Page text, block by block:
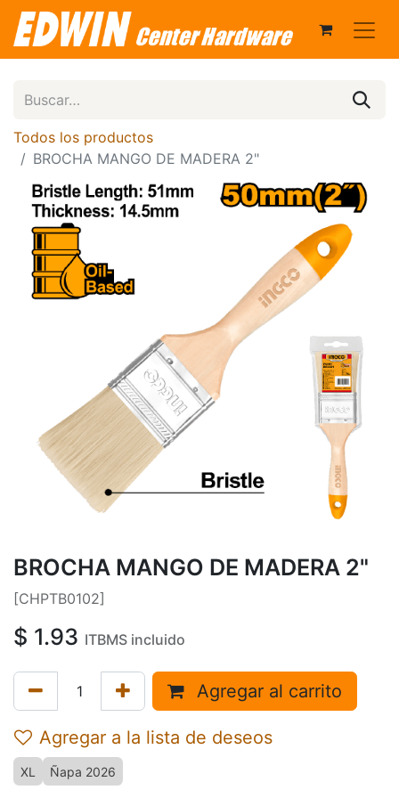
Todos los productos
BROCHA MANGO DE MADERA 2"
BROCHA MANGO DE MADERA 2"
[CHPTB0102]
$ 1.93 ITBMS incluido
Agregar al carrito
Agregar a la lista de deseos
XL Ñapa 2026